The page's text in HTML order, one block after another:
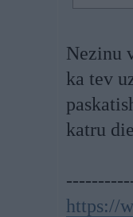
Nezinu
ka tev
katru
https://